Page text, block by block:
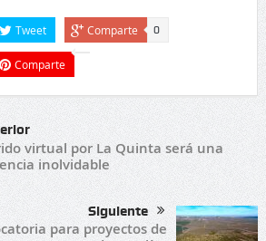
Tweet Comparte 0
Comparte
virtual por La Quinta será una
inolvidable
Siguiente
para proyectos de